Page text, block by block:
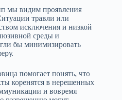
мы видим проявления
травли или
исключения и низкой
среды и
бы минимизировать
помогает понять, что
коренятся в нерешенных
и вовремя